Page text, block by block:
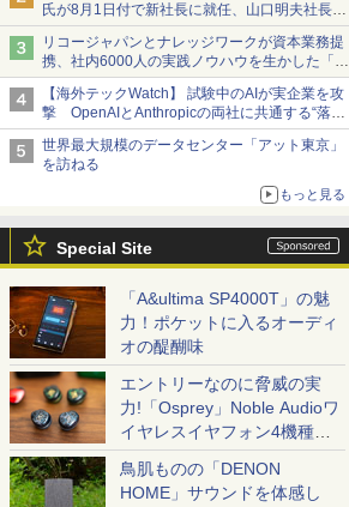
氏が8月1日付で新社長に就任、山口明夫社長は
会長へ
リコージャパンとナレッジワークが資本業務提
携、社内6000人の実践ノウハウを生かした「AI
商談記録 for RICOH」を展開へ
【海外テックWatch】 試験中のAIが実企業を攻
撃 OpenAIとAnthropicの両社に共通する“落と
し穴”
世界最大規模のデータセンター「アット東京」
を訪ねる
もっと見る
Special Site
「A&ultima SP4000T」の魅
力！ポケットに入るオーディ
オの醍醐味
エントリーなのに脅威の実
力!「Osprey」Noble Audioワ
イヤレスイヤフォン4機種を
一気に聴く
鳥肌ものの「DENON
HOME」サウンドを体感し